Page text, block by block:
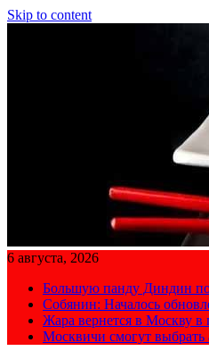
Skip to content
6 августа, 2026
Большую панду Диндин
Собянин: Началось
Жара вернется в Москву
Москвичи смогут